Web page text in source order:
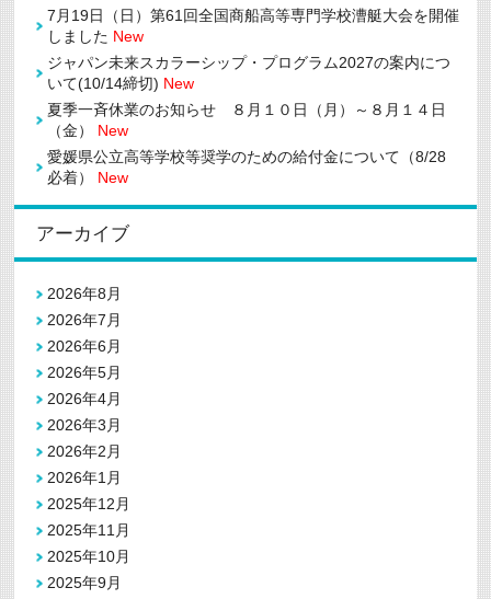
7月19日（日）第61回全国商船高等専門学校漕艇大会を開催
しました New
ジャパン未来スカラーシップ・プログラム2027の案内につ
いて(10/14締切) New
夏季一斉休業のお知らせ ８月１０日（月）～８月１４日
（金） New
愛媛県公立高等学校等奨学のための給付金について（8/28
必着） New
アーカイブ
2026年8月
2026年7月
2026年6月
2026年5月
2026年4月
2026年3月
2026年2月
2026年1月
2025年12月
2025年11月
2025年10月
2025年9月